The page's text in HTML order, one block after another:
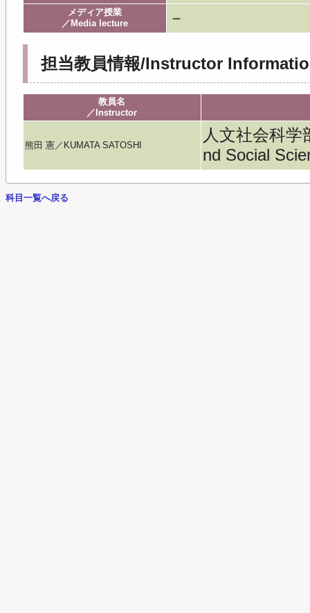
メディア授業
／Media lecture
－
担当教員情報/Instructor
教員名
／Instructor
熊田 憲／KUMATA SATOSHI
人文社会科学
nd Social
科目一覧へ戻る